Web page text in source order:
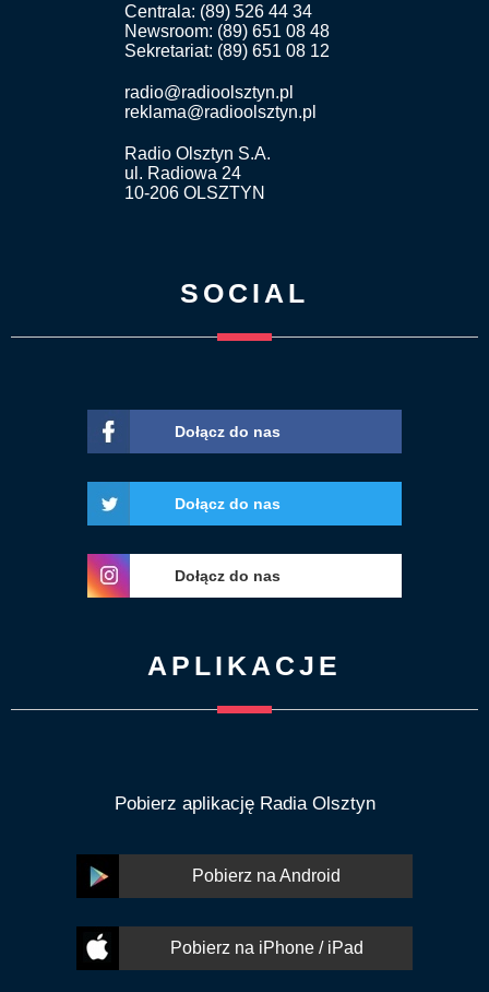
Centrala: (89) 526 44 34
Newsroom: (89) 651 08 48
Sekretariat: (89) 651 08 12
radio@radioolsztyn.pl
reklama@radioolsztyn.pl
Radio Olsztyn S.A.
ul. Radiowa 24
10-206 OLSZTYN
SOCIAL
Dołącz do nas
Dołącz do nas
Dołącz do nas
APLIKACJE
Pobierz aplikację Radia Olsztyn
Pobierz na Android
Pobierz na iPhone / iPad